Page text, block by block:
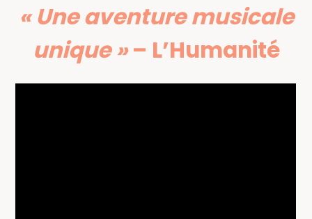
« Une aventure musicale
unique »– L’Humanité